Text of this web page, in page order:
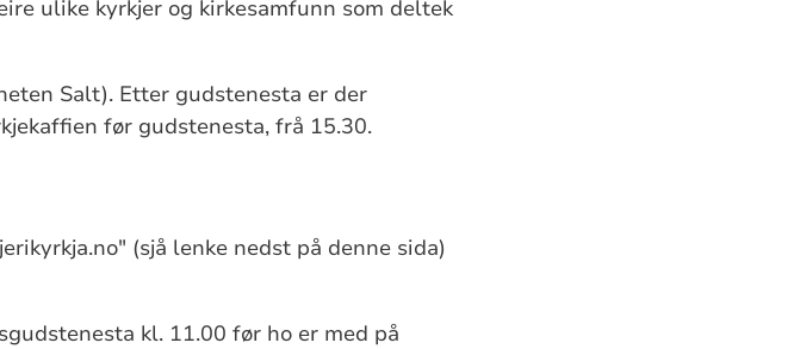
ulike kyrkjer og kirkesamfunn som deltek
Salt). Etter gudstenesta er der
før gudstenesta, frå 15.30.
(sjå lenke nedst på denne sida)
kl. 11.00 før ho er med på